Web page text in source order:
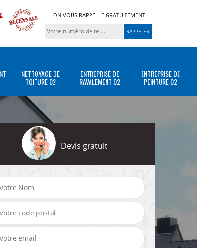
ON VOUS RAPPELLE GRATUITEMENT
NETTOYAGE DE
TOITURE 02
ENTREPRISE DE
RAVALEMENT 02
ENTREPRISE DE
PEINTURE 02
Devis gratuit